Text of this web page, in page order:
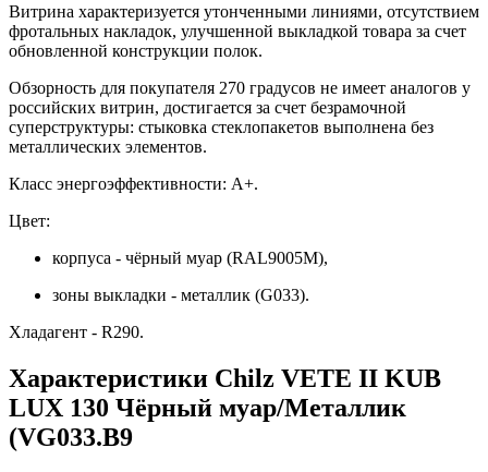
Витрина характеризуется утонченными линиями, отсутствием
фротальных накладок, улучшенной выкладкой товара за счет
обновленной конструкции полок.
Обзорность для покупателя 270 градусов не имеет аналогов у
российских витрин, достигается за счет безрамочной
суперструктуры: стыковка стеклопакетов выполнена без
металлических элементов.
Класс энергоэффективности: A+.
Цвет:
корпуса - чёрный муар (RAL9005M),
зоны выкладки - металлик (G033).
Хладагент - R290.
Характеристики Chilz VETE II KUB
LUX 130 Чёрный муар/Металлик
(VG033.B9